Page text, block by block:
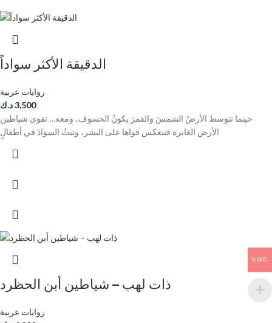
الدقيقة الأكثر سواداً
روايات عربية
3,500د.ك
حينما تتوسط الأرضُ الشمسَ والقمرَ يكونُ الخسوف، ومعه… تقوى شياطين
الأرض الغابرة فتنعكس قواها على البشر، وتبثُ السوادَ في أطفالٍ
ذات لهب – شياطين أبن الحظرد
روايات عربية
KWD